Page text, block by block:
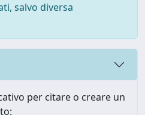
salvo diversa
per citare o creare un